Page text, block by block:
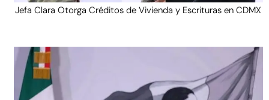
Jefa Clara Otorga Créditos de Vivienda y Escrituras en CDMX